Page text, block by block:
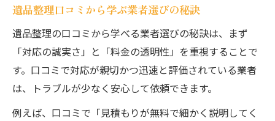
遺品整理口コミから学ぶ業者選びの秘訣
遺品整理の口コミから学べる業者選びの秘訣は、まず
「対応の誠実さ」と「料金の透明性」を重視することで
す。口コミで対応が親切かつ迅速と評価されている業者
は、トラブルが少なく安心して依頼できます。
例えば、口コミで「見積もりが無料で細かく説明してく